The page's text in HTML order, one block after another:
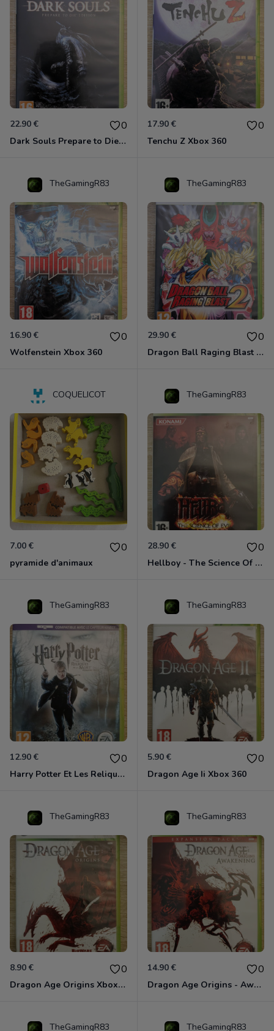
22.90 € 0
Dark Souls Prepare to Die Edition XBOX 360
17.90 € 0
Tenchu Z Xbox 360
TheGamingR83
16.90 € 0
Wolfenstein Xbox 360
TheGamingR83
29.90 € 0
Dragon Ball Raging Blast 2 Xbox 360
COQUELICOT
7.00 € 0
pyramide d'animaux
TheGamingR83
28.90 € 0
Hellboy - The Science Of Evil Xbox 360
TheGamingR83
12.90 € 0
Harry Potter Et Les Reliques De La Mort - 1ère Partie Xbox 360
TheGamingR83
5.90 € 0
Dragon Age Ii Xbox 360
TheGamingR83
8.90 € 0
Dragon Age Origins Xbox 360
TheGamingR83
14.90 € 0
Dragon Age Origins - Awakening Xbox 360
TheGamingR83 TheGamingR83